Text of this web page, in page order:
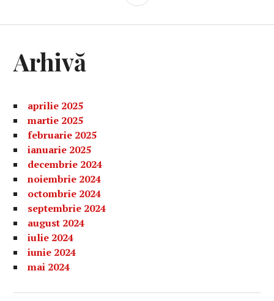
Arhivă
aprilie 2025
martie 2025
februarie 2025
ianuarie 2025
decembrie 2024
noiembrie 2024
octombrie 2024
septembrie 2024
august 2024
iulie 2024
iunie 2024
mai 2024